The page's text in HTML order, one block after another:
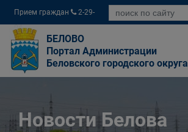
Прием граждан
2-29-
04
БЕЛОВО
Портал Администрации
Беловского городского округа
Новости Белова